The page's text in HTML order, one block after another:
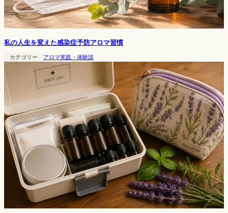
私の人生を変えた感染症予防アロマ習慣
カテゴリー アロマ実践・体験談